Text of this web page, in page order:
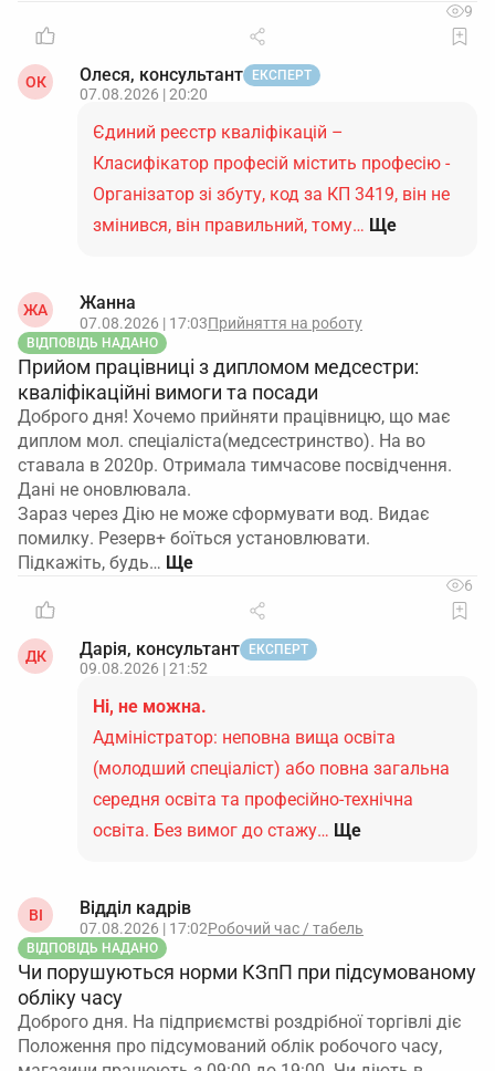
9
ОК Олеся, консультант ЕКСПЕРТ
07.08.2026 | 20:20
Єдиний реєстр кваліфікацій –
Класифікатор професій містить професію -
Організатор зі збуту, код за КП 3419, він не
змінився, він правильний, тому… Ще
ЖА Жанна
07.08.2026 | 17:03Прийняття на роботу
ВІДПОВІДЬ НАДАНО
Прийом працівниці з дипломом медсестри:
кваліфікаційні вимоги та посади
Доброго дня! Хочемо прийняти працівницю, що має
диплом мол. спеціаліста(медсестринство). На во
ставала в 2020р. Отримала тимчасове посвідчення.
Дані не оновлювала.
Зараз через Дію не може сформувати вод. Видає
помилку. Резерв+ боїться установлювати.
Підкажіть, будь…
6
ДК Дарія, консультант ЕКСПЕРТ
09.08.2026 | 21:52
Ні, не можна.
Адміністратор: неповна вища освіта
(молодший спеціаліст) або повна загальна
середня освіта та професійно-технічна
освіта. Без вимог до стажу… Ще
ВІ Відділ кадрів
07.08.2026 | 17:02Робочий час / табель
ВІДПОВІДЬ НАДАНО
Чи порушуються норми КЗпП при підсумованому
обліку часу
Доброго дня. На підприємстві роздрібної торгівлі діє
Положення про підсумований облік робочого часу,